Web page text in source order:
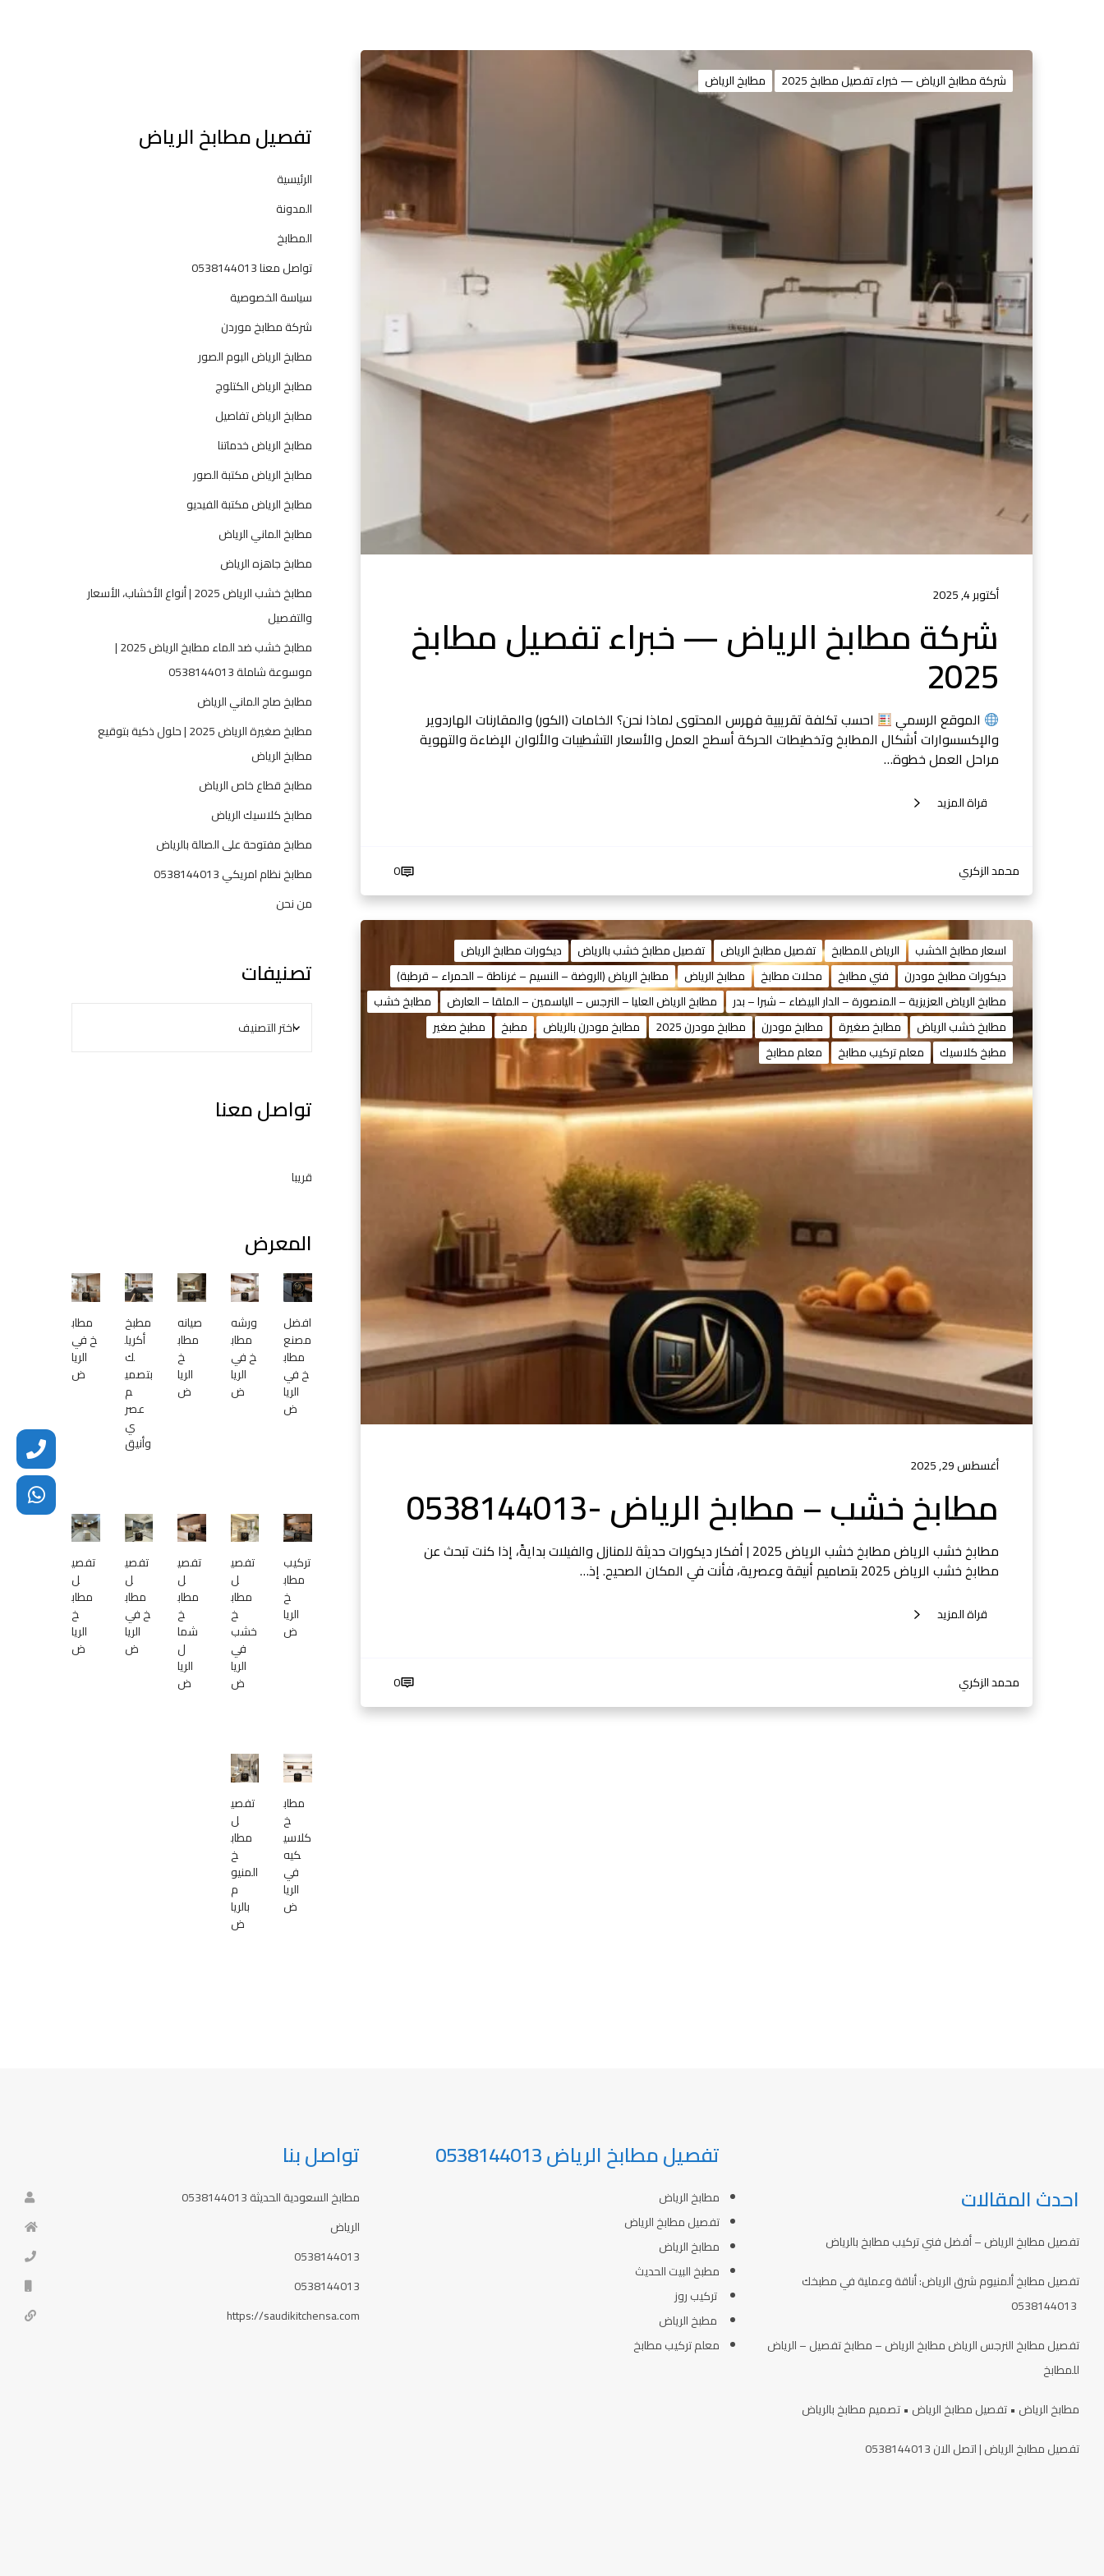
ش
ر
ط
خ
ا
—
خ
ي
ل
شركة مطابخ الرياض — خبراء تفصيل مطابخ 2025 مطابخ الرياض
أكتوبر 4, 2025
شركة مطابخ الرياض — خبراء تفصيل مطابخ
2025
الموقع الرسمي
احسب تكلفة تقريبية فهرس المحتوى لماذا نحن؟ الخامات (الكور) والمقارنات الهاردوير
والإكسسوارات أشكال المطابخ وتخطيطات الحركة أسطح العمل والأسعار التشطيبات والألوان الإضاءة والتهوية
مراحل العمل خطوة…
قراة المزيد
محمد الزكري 0
م
ب
م
ط
ا
ض
-
0
5
3
1
اسعار مطابخ الخشب الرياض للمطابخ تفصيل مطابخ الرياض تفصيل مطابخ خشب بالرياض
ديكورات مطابخ الرياض
ديكورات مطابخ مودرن
فني مطابخ محلات مطابخ مطابخ الرياض
مطابخ الرياض (الروضة – النسيم – غرناطة – الحمراء – قرطبة)
مطابخ الرياض العزيزية – المنصورة – الدار البيضاء – شبرا – بدر
مطابخ الرياض العليا – النرجس – الياسمين – الملقا – العارض
مطابخ خشب
مطابخ خشب الرياض
مطابخ صغيرة مطابخ مودرن مطابخ مودرن 2025 مطابخ مودرن بالرياض مطبخ
مطبخ صغير
مطبخ كلاسيك
معلم تركيب مطابخ معلم مطابخ
أغسطس 29, 2025
مطابخ خشب – مطابخ الرياض -0538144013
مطابخ خشب الرياض مطابخ خشب الرياض 2025 | أفكار ديكورات حديثة للمنازل والفيلات بدايةً، إذا كنت تبحث عن
مطابخ خشب الرياض 2025 بتصاميم أنيقة وعصرية، فأنت في المكان الصحيح. إذ…
قراة المزيد
محمد الزكري 0
تفصيل مطابخ الرياض
الرئيسية
المدونة
المطابخ
تواصل معنا 0538144013
سياسة الخصوصية
شركة مطابخ موردن
مطابخ الرياض البوم الصور
مطابخ الرياض الكتلوج
مطابخ الرياض تفاصيل
مطابخ الرياض خدماتنا
مطابخ الرياض مكتبة الصور
مطابخ الرياض مكتبة الفيديو
مطابخ الماني الرياض
مطابخ جاهزه الرياض
مطابخ خشب الرياض 2025 | أنواع الأخشاب، الأسعار
والتفصيل
مطابخ خشب ضد الماء مطابخ الرياض 2025 |
موسوعة شاملة 0538144013
مطابخ صاج الماني الرياض
مطابخ صغيرة الرياض 2025 | حلول ذكية بتوقيع
مطابخ الرياض
مطابخ قطاع خاص الرياض
مطابخ كلاسيك الرياض
مطابخ مفتوحة على الصالة بالرياض
مطابخ نظام امريكي 0538144013
من نحن
تصنيفات
تواصل معنا
قريبا
المعرض
افضل
مصنع
مطاب
خ في
الريا
ض
ورشه
مطاب
خ في
الريا
ض
صيانه
مطاب
خ
الريا
ض
مطبخ
أكريل
ك
بتصمي
م
عصر
ي
وأنيق
مطاب
خ في
الريا
ض
تركيب
مطاب
خ
الريا
ض
تفصي
ل
مطاب
خ
خشب
في
الريا
ض
تفصي
ل
مطاب
خ
شما
ل
الريا
ض
تفصي
ل
مطاب
خ في
الريا
ض
تفصي
ل
مطاب
خ
الريا
ض
مطاب
خ
كلاسي
كيه
في
الريا
ض
تفصي
ل
مطاب
خ
المنيو
م
بالريا
ض
احدث المقالات
تفصيل مطابخ الرياض – أفضل فني تركيب مطابخ بالرياض
تفصيل مطابخ ألمنيوم شرق الرياض: أناقة وعملية في مطبخك
تفصيل مطابخ النرجس الرياض مطابخ الرياض – مطابخ تفصيل – الرياض
للمطابخ
مطابخ الرياض • تفصيل مطابخ الرياض • تصميم مطابخ بالرياض
تفصيل مطابخ الرياض | اتصل الان 0538144013
تفصيل مطابخ الرياض 0538144013
مطابخ الرياض
تفصيل مطابخ الرياض
مطابخ الرياض
مطبخ البيت الحديث
تركيب روز
مطبخ الرياض
معلم تركيب مطابخ
تواصل بنا
مطابخ السعودية الحديثة 0538144013
الرياض
0538144013
0538144013
https://saudikitchensa.com